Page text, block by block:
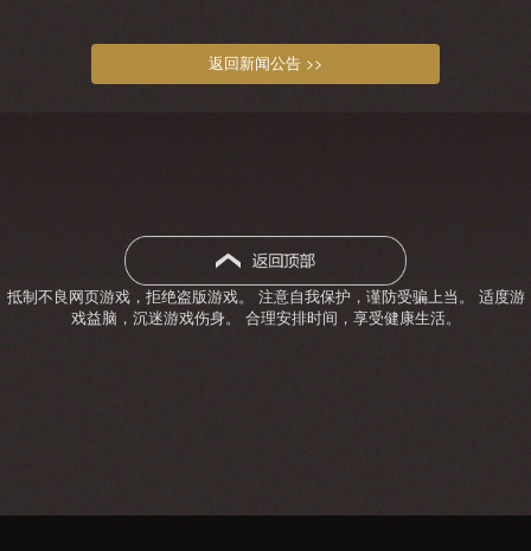
返回新闻公告 >>
抵制不良网页游戏，拒绝盗版游戏。 注意自我保护，谨防受骗上当。 适度游
戏益脑，沉迷游戏伤身。 合理安排时间，享受健康生活。